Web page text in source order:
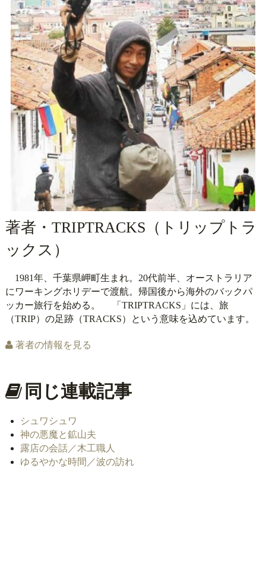
著者・TRIPTRACKS（トリップトラ
ックス）
1981年、千葉県岬町生まれ。20代前半、オーストラリア
にワーキングホリデーで渡航。帰国後から海外のバックパ
ッカー旅行を始める。 「TRIPTRACKS」には、旅
（TRIP）の足跡（TRACKS）という意味を込めています。
著者の情報を見る
同じ連載記事
シュワシュワ
神の悪魔と鉱山夫
露店の会話／木工職人
ゆるやかな時間／波の訪れ